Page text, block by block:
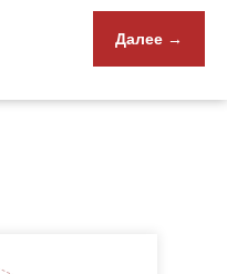
Далее →